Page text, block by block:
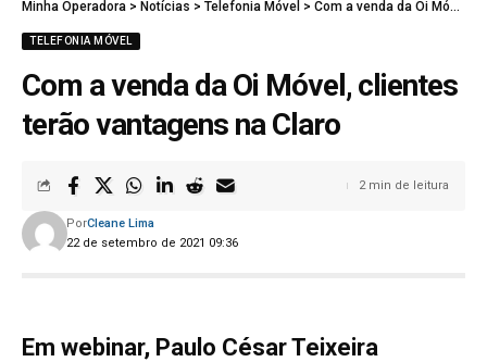
Minha Operadora > Notícias > Telefonia Móvel > Com a venda da Oi Móvel, clientes terão vantagens na Claro
TELEFONIA MÓVEL
Com a venda da Oi Móvel, clientes
terão vantagens na Claro
22 de setembro de 2021 09:36
PorCleane Lima
2 min de leitura
Em webinar, Paulo César Teixeira